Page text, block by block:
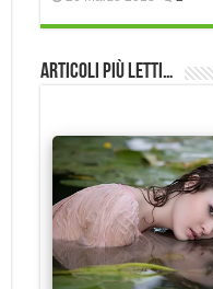
Articoli più Letti…